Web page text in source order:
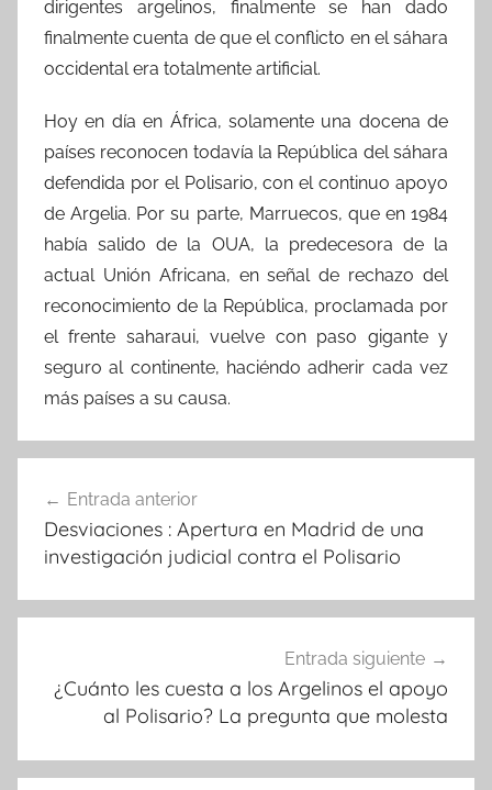
dirigentes argelinos, finalmente se han dado
finalmente cuenta de que el conflicto en el sáhara
occidental era totalmente artificial.
Hoy en día en África, solamente una docena de
países reconocen todavía la República del sáhara
defendida por el Polisario, con el continuo apoyo
de Argelia. Por su parte, Marruecos, que en 1984
había salido de la OUA, la predecesora de la
actual Unión Africana, en señal de rechazo del
reconocimiento de la República, proclamada por
el frente saharaui, vuelve con paso gigante y
seguro al continente, haciéndo adherir cada vez
más países a su causa.
de
entradas
Entrada anterior
Desviaciones : Apertura en Madrid de una
investigación judicial contra el Polisario
Entrada siguiente
¿Cuánto les cuesta a los Argelinos el apoyo
al Polisario? La pregunta que molesta